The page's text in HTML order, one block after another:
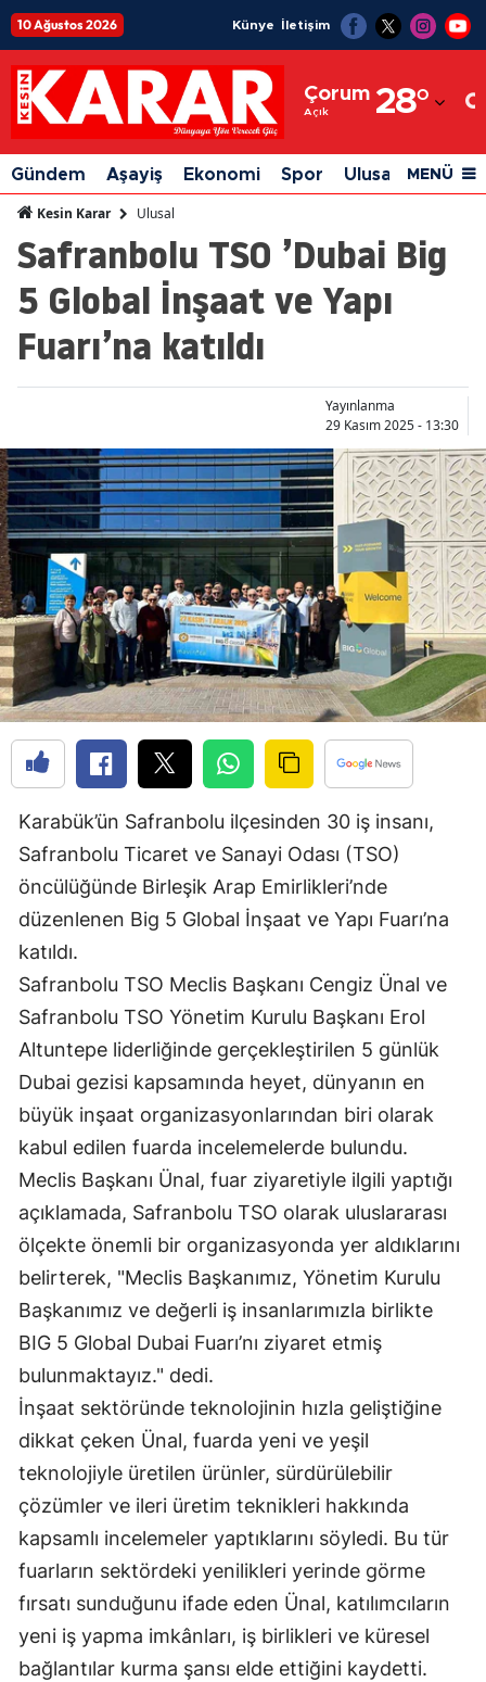
10 Ağustos 2026 Künye İletişim
Çorum
Açık 28°
Adıyaman
Afyonkarahisar
Ağrı
Amasya
Ankara
Aydın
Balıkesir
Bilecik
Bingöl
Bitlis
Bolu
Burdur
Çanakkale
Çankırı
Çorum
Denizli
Edirne
Elazığ
Erzincan
Eskişehir
Gaziantep
Giresun
Gümüşhane
Hakkari
Hatay
Isparta
İstanbul
İzmir
Kars
Kastamonu
Gündem Aşayiş Ekonomi Spor Ulusal Siyaset
MENÜ
Kesin Karar Ulusal
Safranbolu TSO ’Dubai Big
5 Global İnşaat ve Yapı
Fuarı’na katıldı
Yayınlanma
29 Kasım 2025 - 13:30
Karabük’ün Safranbolu ilçesinden 30 iş insanı,
Safranbolu Ticaret ve Sanayi Odası (TSO)
öncülüğünde Birleşik Arap Emirlikleri’nde
düzenlenen Big 5 Global İnşaat ve Yapı Fuarı’na
katıldı.
Safranbolu TSO Meclis Başkanı Cengiz Ünal ve
Safranbolu TSO Yönetim Kurulu Başkanı Erol
Altuntepe liderliğinde gerçekleştirilen 5 günlük
Dubai gezisi kapsamında heyet, dünyanın en
büyük inşaat organizasyonlarından biri olarak
kabul edilen fuarda incelemelerde bulundu.
Meclis Başkanı Ünal, fuar ziyaretiyle ilgili yaptığı
açıklamada, Safranbolu TSO olarak uluslararası
ölçekte önemli bir organizasyonda yer aldıklarını
belirterek, "Meclis Başkanımız, Yönetim Kurulu
Başkanımız ve değerli iş insanlarımızla birlikte
BIG 5 Global Dubai Fuarı’nı ziyaret etmiş
bulunmaktayız." dedi.
İnşaat sektöründe teknolojinin hızla geliştiğine
dikkat çeken Ünal, fuarda yeni ve yeşil
teknolojiyle üretilen ürünler, sürdürülebilir
çözümler ve ileri üretim teknikleri hakkında
kapsamlı incelemeler yaptıklarını söyledi. Bu tür
fuarların sektördeki yenilikleri yerinde görme
fırsatı sunduğunu ifade eden Ünal, katılımcıların
yeni iş yapma imkânları, iş birlikleri ve küresel
bağlantılar kurma şansı elde ettiğini kaydetti.